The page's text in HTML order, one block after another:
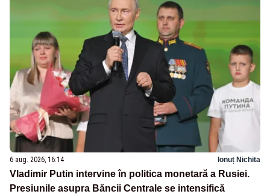
6 aug. 2026, 16:14 Ionuț Nichita
Vladimir Putin intervine în politica monetară a Rusiei.
Presiunile asupra Băncii Centrale se intensifică